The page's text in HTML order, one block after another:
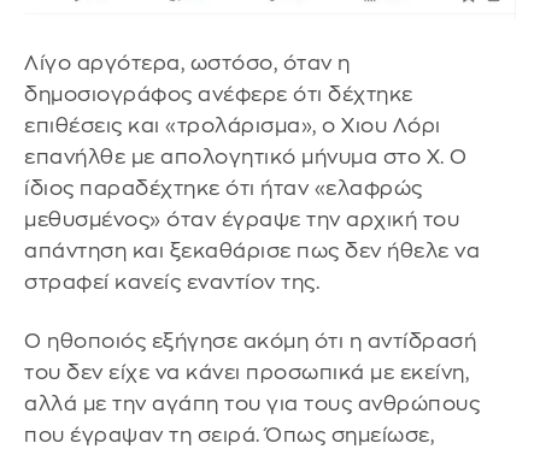
Λίγο αργότερα, ωστόσο, όταν η
δημοσιογράφος ανέφερε ότι δέχτηκε
επιθέσεις και «τρολάρισμα», ο Χιου Λόρι
επανήλθε με απολογητικό μήνυμα στο Χ. Ο
ίδιος παραδέχτηκε ότι ήταν «ελαφρώς
μεθυσμένος» όταν έγραψε την αρχική του
απάντηση και ξεκαθάρισε πως δεν ήθελε να
στραφεί κανείς εναντίον της.
Ο ηθοποιός εξήγησε ακόμη ότι η αντίδρασή
του δεν είχε να κάνει προσωπικά με εκείνη,
αλλά με την αγάπη του για τους ανθρώπους
που έγραψαν τη σειρά. Όπως σημείωσε,